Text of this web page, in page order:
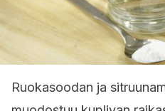
Ruokasoodan ja